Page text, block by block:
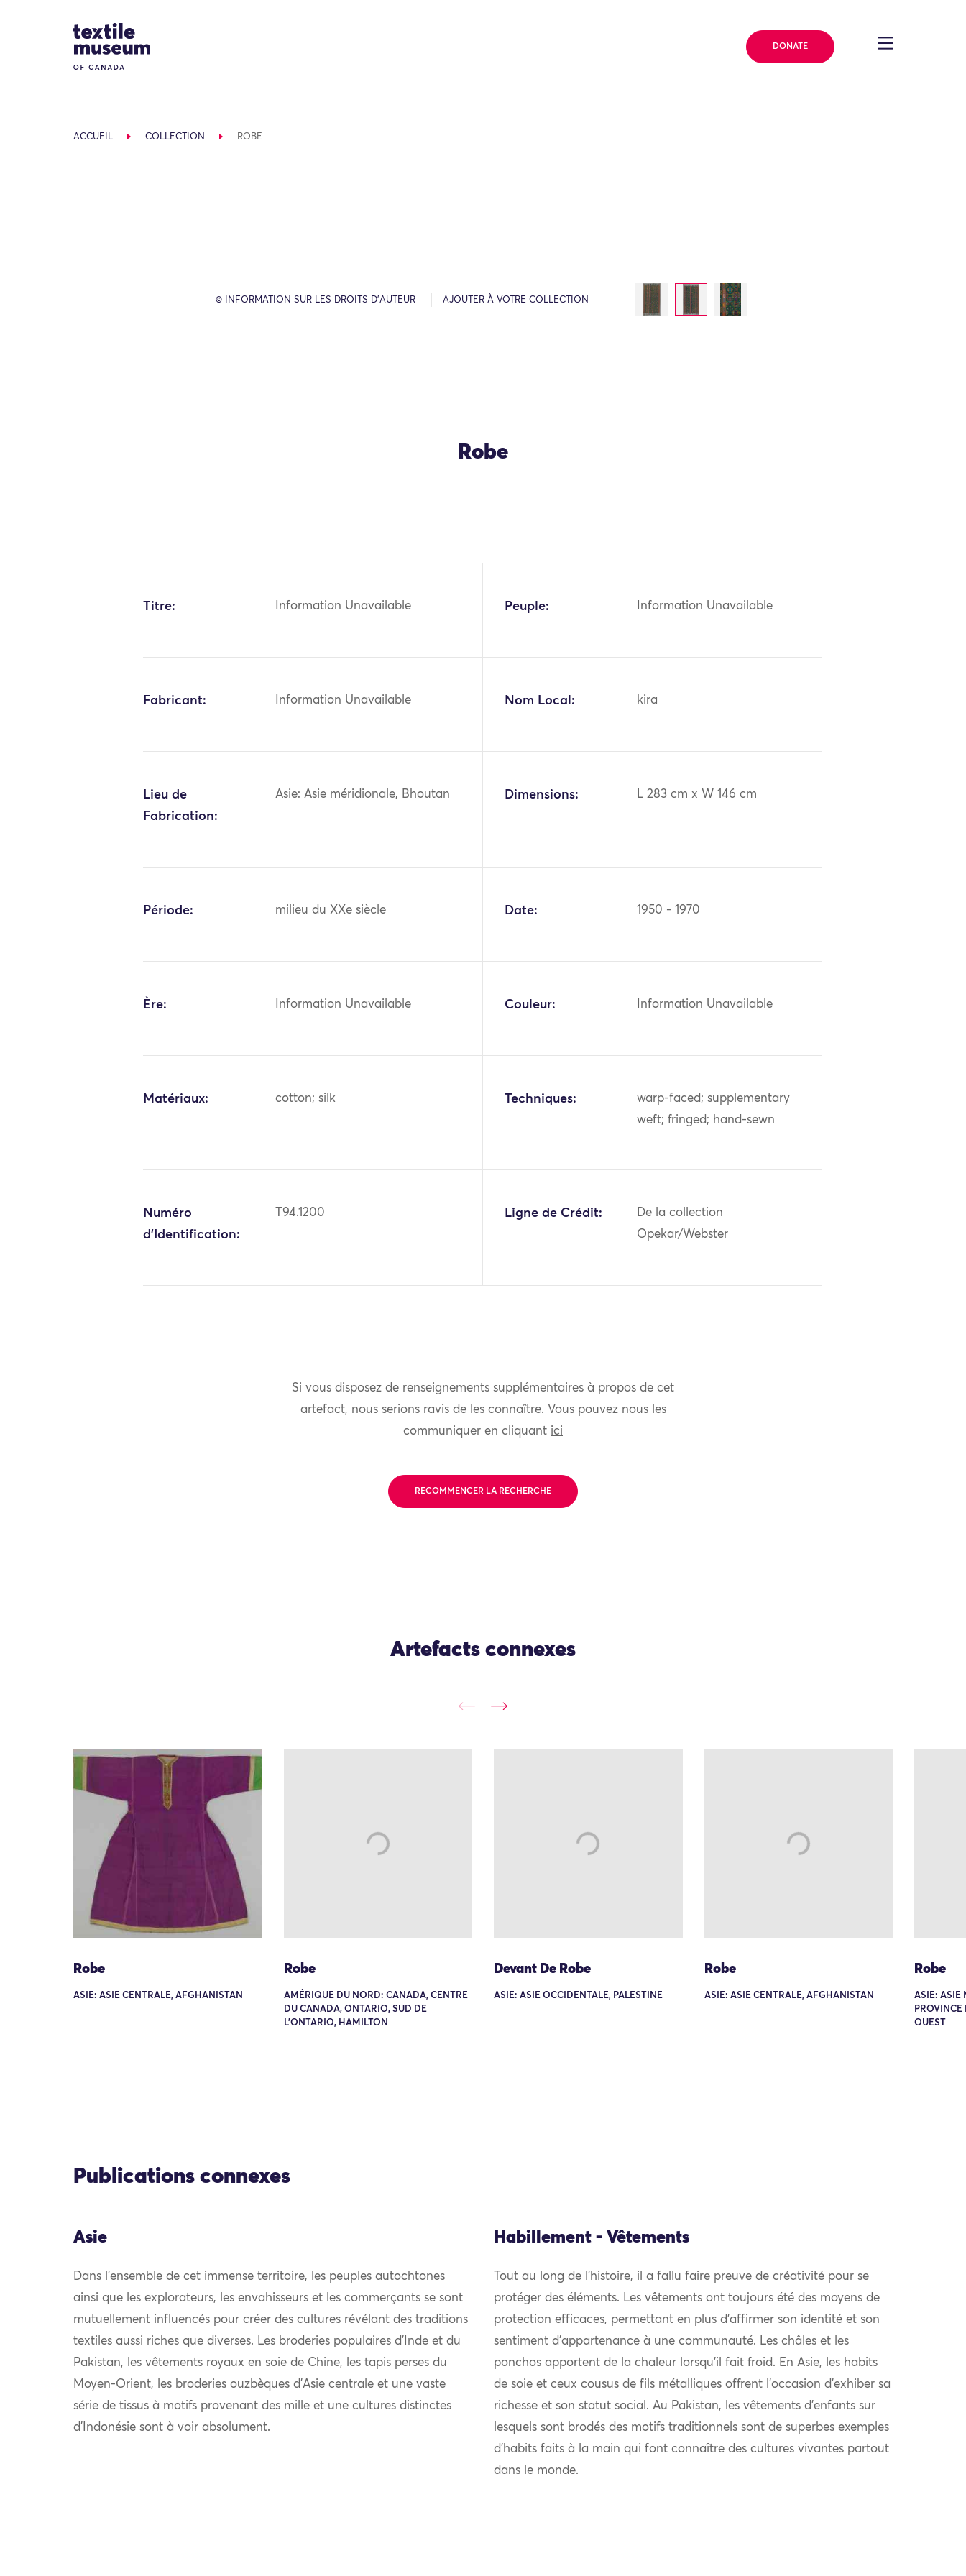
Site Logo
DONATE
ACCUEIL COLLECTION ROBE
© INFORMATION SUR LES DROITS D’AUTEUR AJOUTER À VOTRE COLLECTION
Robe
Titre: Information Unavailable Peuple: Information Unavailable
Fabricant: Information Unavailable Nom Local: kira
Lieu de
Fabrication:
Asie: Asie méridionale, Bhoutan Dimensions: L 283 cm x W 146 cm
Période: milieu du XXe siècle Date: 1950 - 1970
Ère: Information Unavailable Couleur: Information Unavailable
Matériaux: cotton; silk Techniques:
warp-faced; supplementary
weft; fringed; hand-sewn
Numéro
d'Identification:
T94.1200 Ligne de Crédit:
De la collection
Opekar/Webster
Si vous disposez de renseignements supplémentaires à propos de cet
artefact, nous serions ravis de les connaître. Vous pouvez nous les
communiquer en cliquant ici
RECOMMENCER LA RECHERCHE
Artefacts connexes
Robe
ASIE: ASIE CENTRALE, AFGHANISTAN
Robe
AMÉRIQUE DU NORD: CANADA, CENTRE
DU CANADA, ONTARIO, SUD DE
L'ONTARIO, HAMILTON
Devant De Robe
ASIE: ASIE OCCIDENTALE, PALESTINE
Robe
ASIE: ASIE CENTRALE, AFGHANISTAN
Robe
ASIE: ASIE
OUEST
Publications connexes
Asie
Dans l’ensemble de cet immense territoire, les peuples autochtones
ainsi que les explorateurs, les envahisseurs et les commerçants se sont
mutuellement influencés pour créer des cultures révélant des traditions
textiles aussi riches que diverses. Les broderies populaires d’Inde et du
Pakistan, les vêtements royaux en soie de Chine, les tapis perses du
Moyen-Orient, les broderies ouzbèques d’Asie centrale et une vaste
série de tissus à motifs provenant des mille et une cultures distinctes
d’Indonésie sont à voir absolument.
Habillement - Vêtements
Tout au long de l’histoire, il a fallu faire preuve de créativité pour se
protéger des éléments. Les vêtements ont toujours été des moyens de
protection efficaces, permettant en plus d’affirmer son identité et son
sentiment d’appartenance à une communauté. Les châles et les
ponchos apportent de la chaleur lorsqu’il fait froid. En Asie, les habits
de soie et ceux cousus de fils métalliques offrent l’occasion d’exhiber sa
richesse et son statut social. Au Pakistan, les vêtements d’enfants sur
lesquels sont brodés des motifs traditionnels sont de superbes exemples
d’habits faits à la main qui font connaître des cultures vivantes partout
dans le monde.